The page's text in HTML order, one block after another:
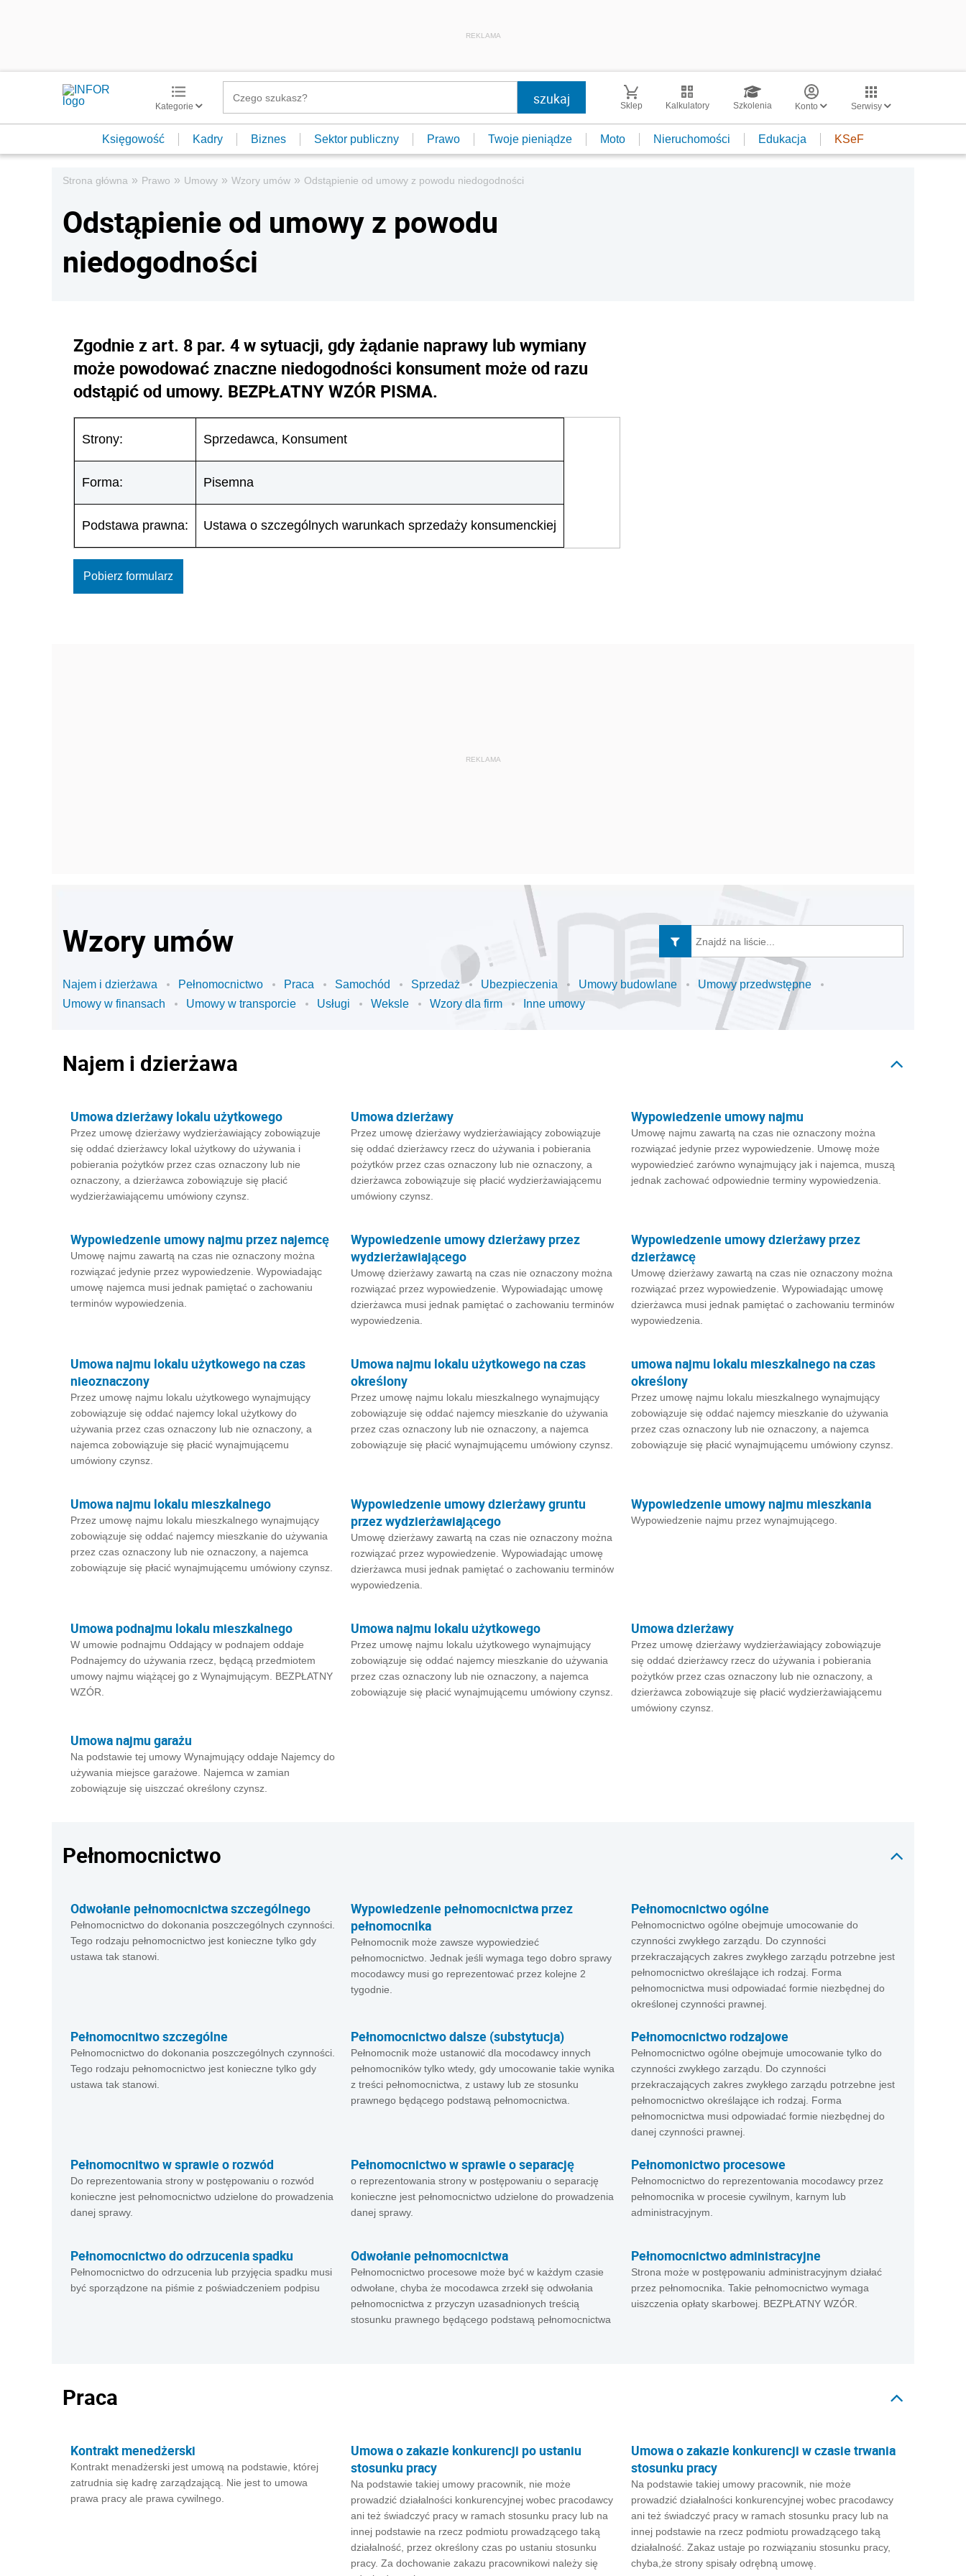
REKLAMA
Kategorie Sklep Kalkulatory Szkolenia Konto Serwisy
Księgowość Kadry Biznes Sektor publiczny Prawo Twoje pieniądze Moto Nieruchomości Edukacja KSeF
Strona główna » Prawo » Umowy » Wzory umów » Odstąpienie od umowy z powodu niedogodności
Odstąpienie od umowy z powodu
niedogodności
Zgodnie z art. 8 par. 4 w sytuacji, gdy żądanie naprawy lub wymiany
może powodować znaczne niedogodności konsument może od razu
odstąpić od umowy. BEZPŁATNY WZÓR PISMA.
Strony: Sprzedawca, Konsument
Forma: Pisemna
Podstawa prawna: Ustawa o szczególnych warunkach sprzedaży konsumenckiej
Pobierz formularz
Wzory umów
Najem i dzierżawa Pełnomocnictwo Praca Samochód Sprzedaż Ubezpieczenia Umowy budowlane
Umowy przedwstępne
Umowy w finansach
Umowy w transporcie Usługi Weksle Wzory dla firm Inne umowy
Najem i dzierżawa
Umowa dzierżawy lokalu użytkowego
Przez umowę dzierżawy wydzierżawiający zobowiązuje
się oddać dzierżawcy lokal użytkowy do używania i
pobierania pożytków przez czas oznaczony lub nie
oznaczony, a dzierżawca zobowiązuje się płacić
wydzierżawiającemu umówiony czynsz.
Umowa dzierżawy
Przez umowę dzierżawy wydzierżawiający zobowiązuje
się oddać dzierżawcy rzecz do używania i pobierania
pożytków przez czas oznaczony lub nie oznaczony, a
dzierżawca zobowiązuje się płacić wydzierżawiającemu
umówiony czynsz.
Wypowiedzenie umowy najmu
Umowę najmu zawartą na czas nie oznaczony można
rozwiązać jedynie przez wypowiedzenie. Umowę może
wypowiedzieć zarówno wynajmujący jak i najemca, muszą
jednak zachować odpowiednie terminy wypowiedzenia.
Wypowiedzenie umowy najmu przez najemcę
Umowę najmu zawartą na czas nie oznaczony można
rozwiązać jedynie przez wypowiedzenie. Wypowiadając
umowę najemca musi jednak pamiętać o zachowaniu
terminów wypowiedzenia.
Wypowiedzenie umowy dzierżawy przez
wydzierżawiającego
Umowę dzierżawy zawartą na czas nie oznaczony można
rozwiązać przez wypowiedzenie. Wypowiadając umowę
dzierżawca musi jednak pamiętać o zachowaniu terminów
wypowiedzenia.
Wypowiedzenie umowy dzierżawy przez
dzierżawcę
Umowę dzierżawy zawartą na czas nie oznaczony można
rozwiązać przez wypowiedzenie. Wypowiadając umowę
dzierżawca musi jednak pamiętać o zachowaniu terminów
wypowiedzenia.
Umowa najmu lokalu użytkowego na czas
nieoznaczony
Przez umowę najmu lokalu użytkowego wynajmujący
zobowiązuje się oddać najemcy lokal użytkowy do
używania przez czas oznaczony lub nie oznaczony, a
najemca zobowiązuje się płacić wynajmującemu
umówiony czynsz.
Umowa najmu lokalu użytkowego na czas
określony
Przez umowę najmu lokalu mieszkalnego wynajmujący
zobowiązuje się oddać najemcy mieszkanie do używania
przez czas oznaczony lub nie oznaczony, a najemca
zobowiązuje się płacić wynajmującemu umówiony czynsz.
umowa najmu lokalu mieszkalnego na czas
określony
Przez umowę najmu lokalu mieszkalnego wynajmujący
zobowiązuje się oddać najemcy mieszkanie do używania
przez czas oznaczony lub nie oznaczony, a najemca
zobowiązuje się płacić wynajmującemu umówiony czynsz.
Umowa najmu lokalu mieszkalnego
Przez umowę najmu lokalu mieszkalnego wynajmujący
zobowiązuje się oddać najemcy mieszkanie do używania
przez czas oznaczony lub nie oznaczony, a najemca
zobowiązuje się płacić wynajmującemu umówiony czynsz.
Wypowiedzenie umowy dzierżawy gruntu
przez wydzierżawiającego
Umowę dzierżawy zawartą na czas nie oznaczony można
rozwiązać przez wypowiedzenie. Wypowiadając umowę
dzierżawca musi jednak pamiętać o zachowaniu terminów
wypowiedzenia.
Wypowiedzenie umowy najmu mieszkania
Wypowiedzenie najmu przez wynajmującego.
Umowa podnajmu lokalu mieszkalnego
W umowie podnajmu Oddający w podnajem oddaje
Podnajemcy do używania rzecz, będącą przedmiotem
umowy najmu wiążącej go z Wynajmującym. BEZPŁATNY
WZÓR.
Umowa najmu lokalu użytkowego
Przez umowę najmu lokalu użytkowego wynajmujący
zobowiązuje się oddać najemcy mieszkanie do używania
przez czas oznaczony lub nie oznaczony, a najemca
zobowiązuje się płacić wynajmującemu umówiony czynsz.
Umowa dzierżawy
Przez umowę dzierżawy wydzierżawiający zobowiązuje
się oddać dzierżawcy rzecz do używania i pobierania
pożytków przez czas oznaczony lub nie oznaczony, a
dzierżawca zobowiązuje się płacić wydzierżawiającemu
umówiony czynsz.
Umowa najmu garażu
Na podstawie tej umowy Wynajmujący oddaje Najemcy do
używania miejsce garażowe. Najemca w zamian
zobowiązuje się uiszczać określony czynsz.
Pełnomocnictwo
Odwołanie pełnomocnictwa szczególnego
Pełnomocnictwo do dokonania poszczególnych czynności.
Tego rodzaju pełnomocnictwo jest konieczne tylko gdy
ustawa tak stanowi.
Wypowiedzenie pełnomocnictwa przez
pełnomocnika
Pełnomocnik może zawsze wypowiedzieć
pełnomocnictwo. Jednak jeśli wymaga tego dobro sprawy
mocodawcy musi go reprezentować przez kolejne 2
tygodnie.
Pełnomocnictwo ogólne
Pełnomocnictwo ogólne obejmuje umocowanie do
czynności zwykłego zarządu. Do czynności
przekraczających zakres zwykłego zarządu potrzebne jest
pełnomocnictwo określające ich rodzaj. Forma
pełnomocnictwa musi odpowiadać formie niezbędnej do
określonej czynności prawnej.
Pełnomocnitwo szczególne
Pełnomocnictwo do dokonania poszczególnych czynności.
Tego rodzaju pełnomocnictwo jest konieczne tylko gdy
ustawa tak stanowi.
Pełnomocnictwo dalsze (substytucja)
Pełnomocnik może ustanowić dla mocodawcy innych
pełnomocników tylko wtedy, gdy umocowanie takie wynika
z treści pełnomocnictwa, z ustawy lub ze stosunku
prawnego będącego podstawą pełnomocnictwa.
Pełnomocnictwo rodzajowe
Pełnomocnictwo ogólne obejmuje umocowanie tylko do
czynności zwykłego zarządu. Do czynności
przekraczających zakres zwykłego zarządu potrzebne jest
pełnomocnictwo określające ich rodzaj. Forma
pełnomocnictwa musi odpowiadać formie niezbędnej do
danej czynności prawnej.
Pełnomocnitwo w sprawie o rozwód
Do reprezentowania strony w postępowaniu o rozwód
konieczne jest pełnomocnictwo udzielone do prowadzenia
danej sprawy.
Pełnomocnictwo w sprawie o separację
o reprezentowania strony w postępowaniu o separację
konieczne jest pełnomocnictwo udzielone do prowadzenia
danej sprawy.
Pełnomonictwo procesowe
Pełnomocnictwo do reprezentowania mocodawcy przez
pełnomocnika w procesie cywilnym, karnym lub
administracyjnym.
Pełnomocnictwo do odrzucenia spadku
Pełnomocnictwo do odrzucenia lub przyjęcia spadku musi
być sporządzone na piśmie z poświadczeniem podpisu
Odwołanie pełnomocnictwa
Pełnomocnictwo procesowe może być w każdym czasie
odwołane, chyba że mocodawca zrzekł się odwołania
pełnomocnictwa z przyczyn uzasadnionych treścią
stosunku prawnego będącego podstawą pełnomocnictwa
Pełnomocnictwo administracyjne
Strona może w postępowaniu administracyjnym działać
przez pełnomocnika. Takie pełnomocnictwo wymaga
uiszczenia opłaty skarbowej. BEZPŁATNY WZÓR.
Praca
Kontrakt menedżerski
Kontrakt menadżerski jest umową na podstawie, której
zatrudnia się kadrę zarządzającą. Nie jest to umowa
prawa pracy ale prawa cywilnego.
Umowa o zakazie konkurencji po ustaniu
stosunku pracy
Na podstawie takiej umowy pracownik, nie może
prowadzić działalności konkurencyjnej wobec pracodawcy
ani też świadczyć pracy w ramach stosunku pracy lub na
innej podstawie na rzecz podmiotu prowadzącego taką
działalność, przez określony czas po ustaniu stosunku
pracy. Za dochowanie zakazu pracownikowi należy się
Umowa o zakazie konkurencji w czasie trwania
stosunku pracy
Na podstawie takiej umowy pracownik, nie może
prowadzić działalności konkurencyjnej wobec pracodawcy
ani też świadczyć pracy w ramach stosunku pracy lub na
innej podstawie na rzecz podmiotu prowadzącego taką
działalność. Zakaz ustaje po rozwiązaniu stosunku pracy,
chyba,że strony spisały odrębną umowę.